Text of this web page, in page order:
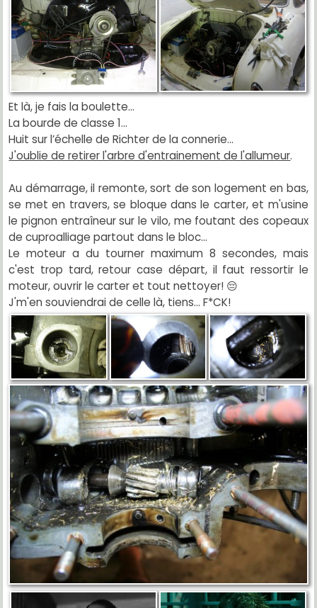
Et là, je fais la boulette...
La bourde de classe 1...
Huit sur l’échelle de Richter de la connerie...
J'oublie de retirer l'arbre d'entrainement de l'allumeur.
Au démarrage, il remonte, sort de son logement en bas,
se met en travers, se bloque dans le carter, et m'usine
le pignon entraîneur sur le vilo, me foutant des copeaux
de cuproalliage partout dans le bloc...
Le moteur a du tourner maximum 8 secondes, mais
c'est trop tard, retour case départ, il faut ressortir le
moteur, ouvrir le carter et tout nettoyer! 😔
J'm'en souviendrai de celle là, tiens... F*CK!